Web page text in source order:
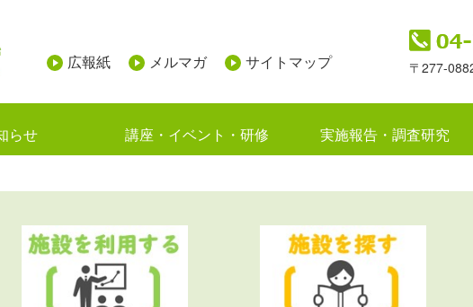
広報紙 メルマガ サイトマップ 〒277-
らせ 講座・イベント・研修 実施報告・調査研究